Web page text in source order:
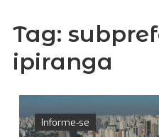
Tag:
ipiranga
Informe-se